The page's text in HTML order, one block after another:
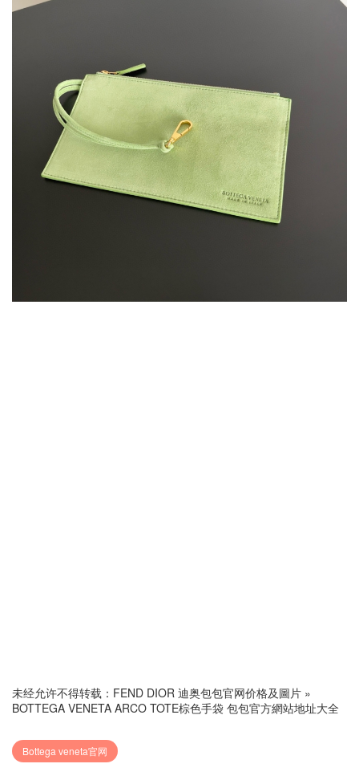
未经允许不得转载： FEND DIOR 迪奥包包官网价格及圖片 »
BOTTEGA VENETA ARCO TOTE棕色手袋 包包官方網站地址大全
Bottega veneta官网